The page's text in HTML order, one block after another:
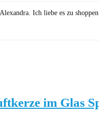
Ich liebe es zu
im Glas